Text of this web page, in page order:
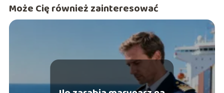
Może Cię również zainteresować